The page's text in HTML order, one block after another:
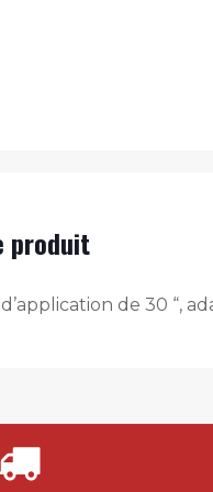
produit
de 30 “,